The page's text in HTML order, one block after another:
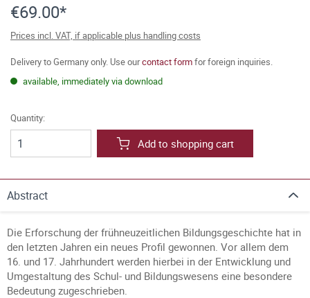
€69.00*
Prices incl. VAT, if applicable plus handling costs
Delivery to Germany only. Use ourcontact formfor foreign inquiries.
available, immediately via download
Quantity:
Add to shopping cart
Abstract
Die Erforschung der frühneuzeitlichen Bildungsgeschichte hat in
den letzten Jahren ein neues Profil gewonnen. Vor allem dem
16. und 17. Jahrhundert werden hierbei in der Entwicklung und
Umgestaltung des Schul- und Bildungswesens eine besondere
Bedeutung zugeschrieben.